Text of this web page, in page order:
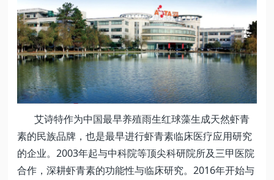
艾诗特作为中国最早养殖雨生红球藻生成天然虾青
素的民族品牌，也是最早进行虾青素临床医疗应用研究
的企业。2003年起与中科院等顶尖科研院所及三甲医院
合作，深耕虾青素的功能性与临床研究。2016年开始与